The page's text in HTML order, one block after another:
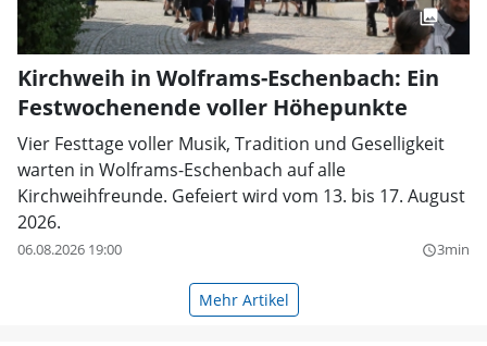
Kirchweih in Wolframs-Eschenbach: Ein
Festwochenende voller Höhepunkte
Vier Festtage voller Musik, Tradition und Geselligkeit
warten in Wolframs-Eschenbach auf alle
Kirchweihfreunde. Gefeiert wird vom 13. bis 17. August
2026.
06.08.2026 19:00 query_builder3min
Mehr Artikel